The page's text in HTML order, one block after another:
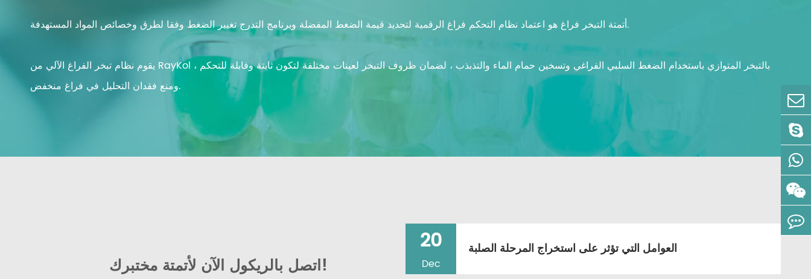
أتمتة التبخر فراغ هو اعتماد نظام التحكم فراغ الرقمية لتحديد قيمة الضغط المفضلة وبرنامج التدرج تغيير الضغط وفقا لطرق وخصائص المواد المستهدفة.
يقوم نظام تبخر الفراغ الآلي من RayKol بالتبخر المتوازي باستخدام الضغط السلبي الفراغي وتسخين حمام الماء والتذبذب ، لضمان ظروف التبخر لعينات مختلفة لتكون ثابتة وقابلة للتحكم ،
ومنع فقدان التحليل في فراغ منخفض.
اتصل بالريكول الآن لأتمتة مختبرك!
20
Dec
العوامل التي تؤثر على استخراج المرحلة الصلبة